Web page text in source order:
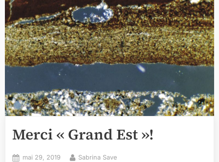
Merci « Grand Est »!
Posted
mai 29, 2019 By
Sabrina Save